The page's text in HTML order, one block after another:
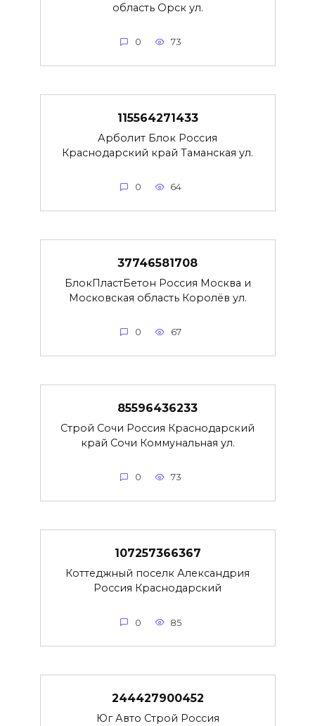
область Орск ул.
0 73
115564271433
Арболит Блок Россия
Краснодарский край Таманская ул.
0 64
37746581708
БлокПластБетон Россия Москва и
Московская область Королёв ул.
0 67
85596436233
Строй Сочи Россия Краснодарский
край Сочи Коммунальная ул.
0 73
107257366367
Коттеджный поселк Александрия
Россия Краснодарский
0 85
244427900452
Юг Авто Строй Россия